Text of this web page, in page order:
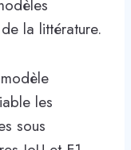
la littérature.
les
sous